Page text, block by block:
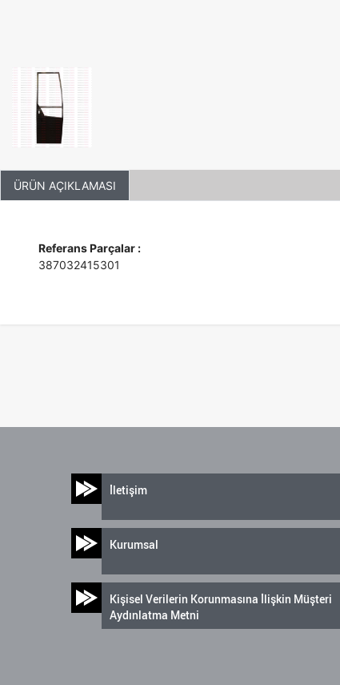
ÜRÜN AÇIKLAMASI
Referans Parçalar :
387032415301
İletişim
Kurumsal
Kişisel Verilerin Korunmasına İlişkin Müşteri
Aydınlatma Metni